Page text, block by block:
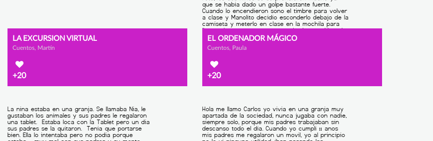
LA EXCURSION VIRTUAL
Cuentos, Martín
+20
EL ORDENADOR MÁGICO
Cuentos, Paula
+20